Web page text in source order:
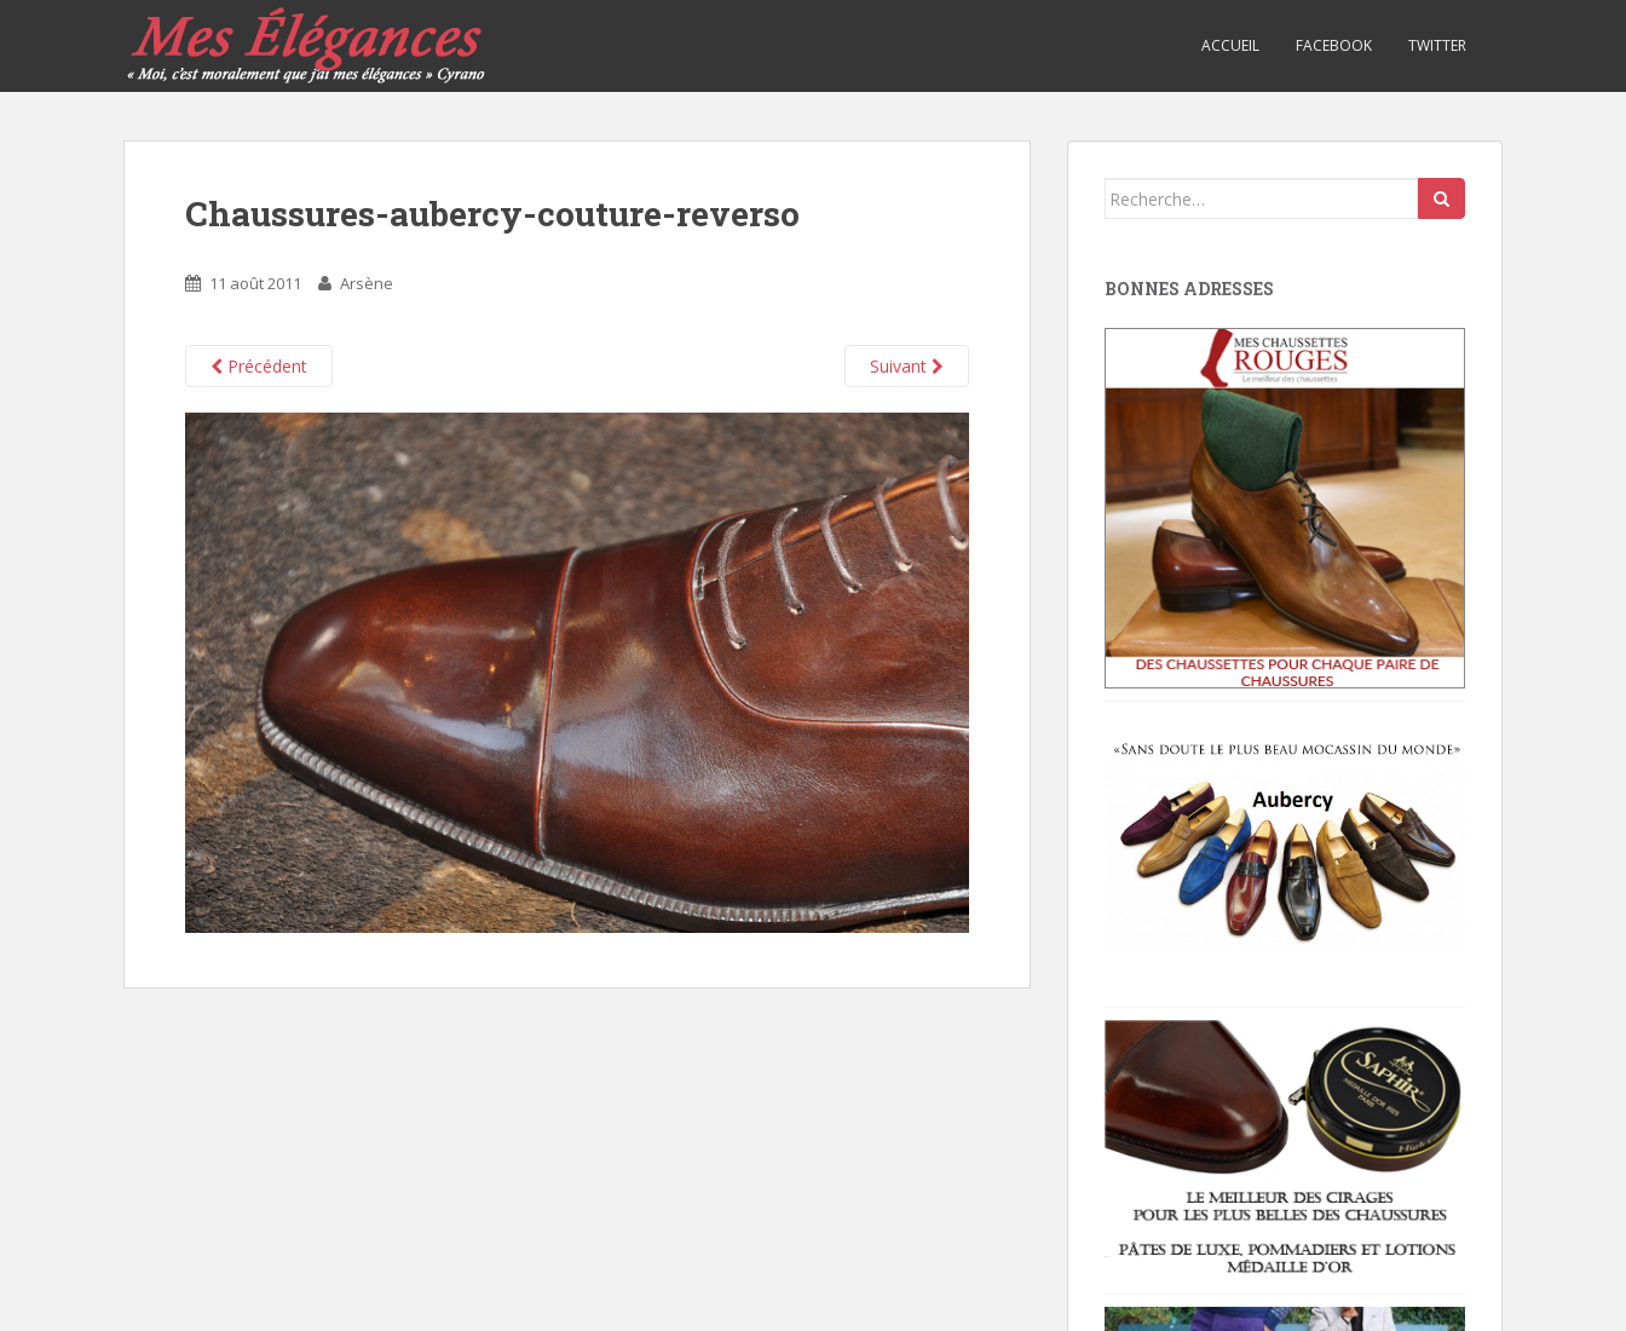
ACCUEIL FACEBOOK TWITTER
Chaussures-aubercy-couture-reverso
11 août 2011 Arsène
Précédent Suivant
Search
BONNES ADRESSES